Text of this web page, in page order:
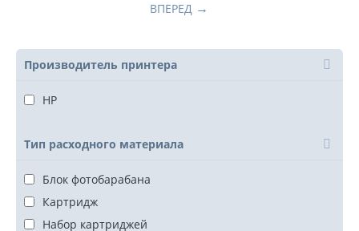
ВПЕРЕД
Производитель принтера
HP
Тип расходного материала
Блок фотобарабана
Картридж
Набор картриджей